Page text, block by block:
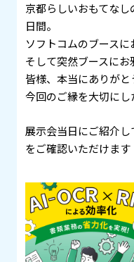
京都らしいおもてな
日間。
ソフトコムのブースに
そして突然ブースに
皆様、本当にありがと
今回のご縁を大切にし
展示会当日にご紹介
をご確認いただけます